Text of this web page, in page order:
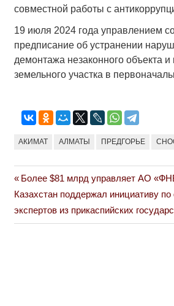
совместной работы с
19 июля 2024 года управлением
предписание об устранении
демонтажа незаконного объекта
земельного участка в
АКИМАТ АЛМАТЫ ПРЕДГОРЬЕ
Навигация
по
Previous
Post:
Более $81 млрд управляет АО
Next
Post:
Казахстан поддержал инициативу
экспертов из прикаспийских